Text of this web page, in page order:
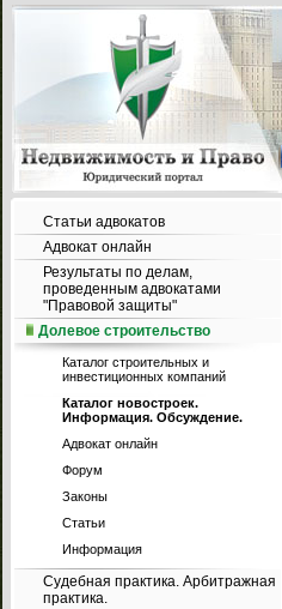
Статьи адвокатов
Адвокат онлайн
Результаты по делам,
проведенным адвокатами
"Правовой защиты"
Долевое строительство
Каталог строительных и
инвестиционных компаний
Каталог новостроек.
Информация. Обсуждение.
Адвокат онлайн
Форум
Законы
Статьи
Информация
Судебная практика. Арбитражная
практика.